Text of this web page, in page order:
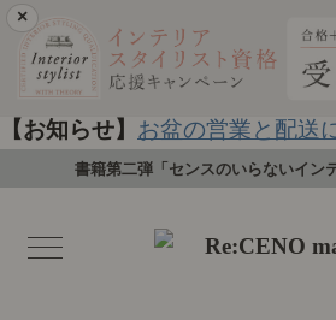
×
【お知らせ】 お盆の営業と配送
書籍第二弾「センスのいらないイン
toggle
navigation